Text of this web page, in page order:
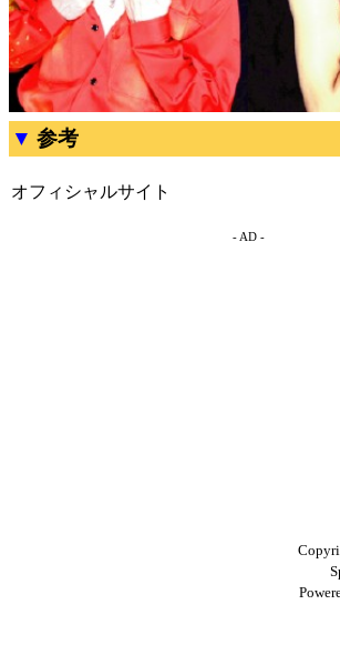
参考
オフィシャルサイト
- AD -